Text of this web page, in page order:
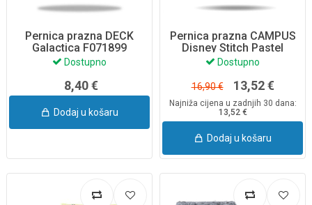
Pernica prazna DECK
Galactica F071899
CoolPack
Dostupno
8,40 €
Dodaj u košaru
Pernica prazna CAMPUS
Disney Stitch Pastel
F062885 CoolPack
Dostupno
16,90 € 13,52 €
Najniža cijena u zadnjih 30 dana:
13,52 €
Dodaj u košaru